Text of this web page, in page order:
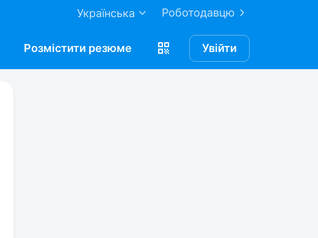
Роботодавцю
Українська
Розмістити резюме Увійти